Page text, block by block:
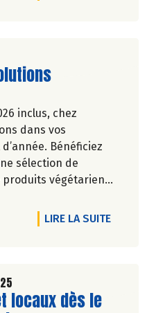
inclus, chez
dans vos
Bénéficiez
sélection de
produits végétariens
manger, pour votre
LIRE LA SUITEDE
locaux dès le